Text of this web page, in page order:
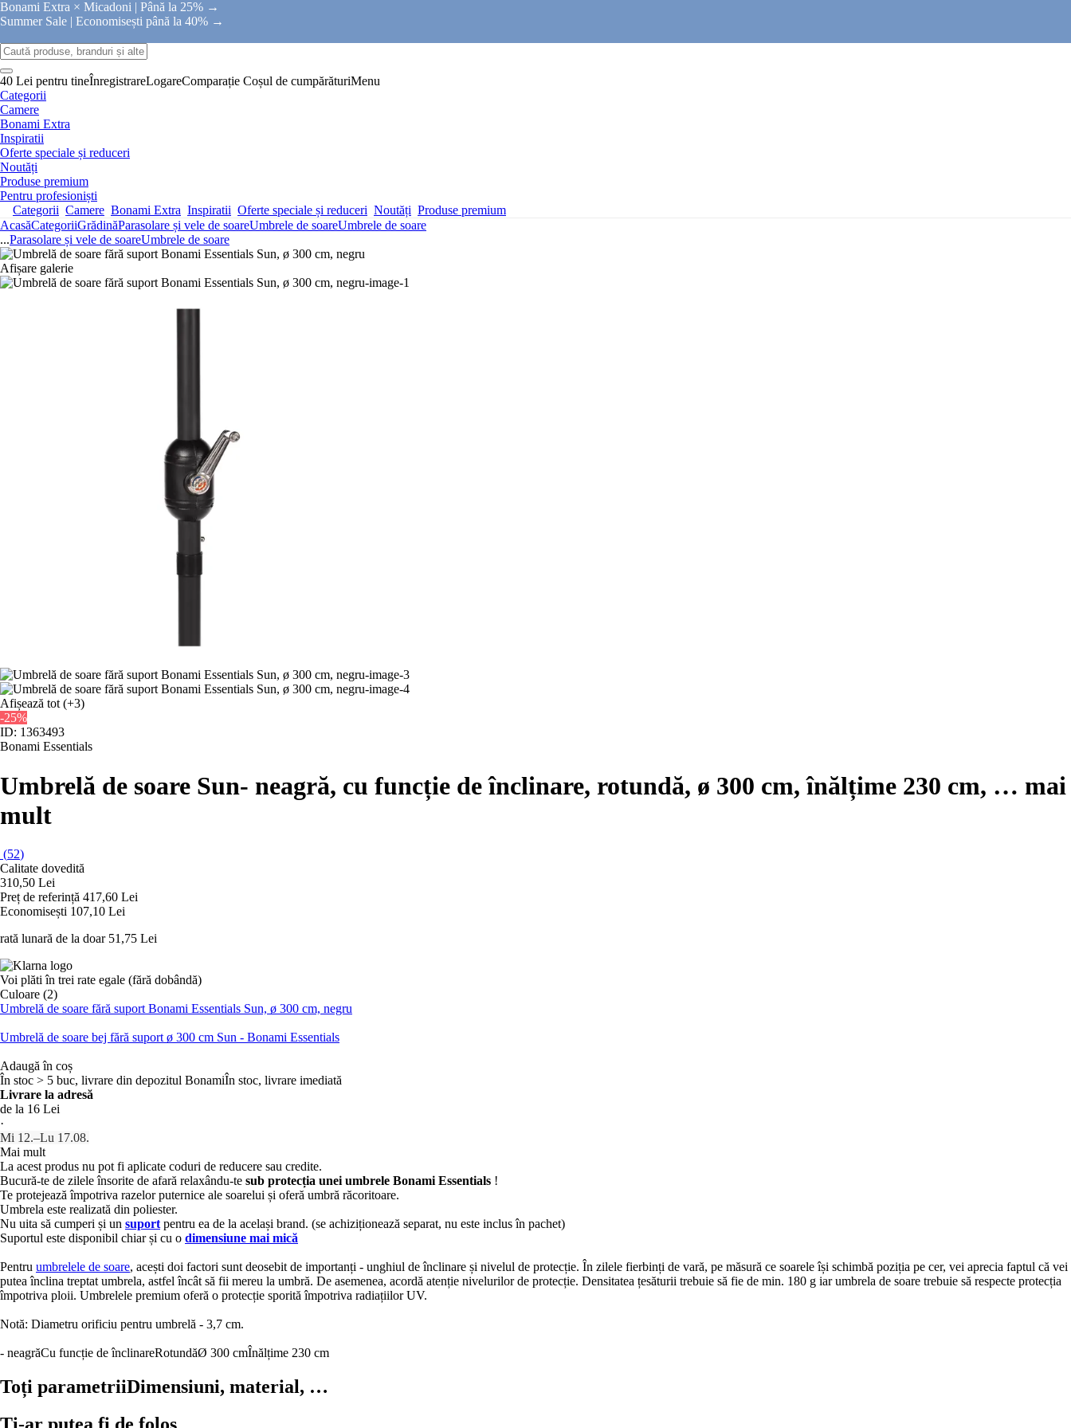
Bonami Extra × Micadoni | Până la 25% →
Summer Sale | Economisești până la 40% →
40 Lei pentru tineÎnregistrareLogareComparație Coșul de cumpărăturiMenu
Categorii
Camere
Bonami Extra
Inspiratii
Oferte speciale și reduceri
Noutăți
Produse premium
Pentru profesioniști
Categorii Camere Bonami Extra Inspiratii Oferte speciale și reduceri Noutăți Produse premium
AcasăCategoriiGrădinăParasolare și vele de soareUmbrele de soareUmbrele de soare
...Parasolare și vele de soareUmbrele de soare
Afișare galerie
Afișează tot (+3)
-25%
ID: 1363493
Bonami Essentials
Umbrelă de soare Sun- neagră, cu funcție de înclinare, rotundă, ø 300 cm, înălțime 230 cm, … mai
mult
(52)
Calitate dovedită
310,50 Lei
Preț de referință 417,60 Lei
Economisești 107,10 Lei
rată lunară de la doar 51,75 Lei
Voi plăti în trei rate egale (fără dobândă)
Culoare (2)
Umbrelă de soare fără suport Bonami Essentials Sun, ø 300 cm, negru
Umbrelă de soare bej fără suport ø 300 cm Sun - Bonami Essentials
Adaugă în coș
În stoc > 5 buc, livrare din depozitul BonamiÎn stoc, livrare imediată
Livrare la adresă
de la 16 Lei
·
Mi 12.–Lu 17.08.
Mai mult
La acest produs nu pot fi aplicate coduri de reducere sau credite.
Bucură-te de zilele însorite de afară relaxându-te sub protecția unei umbrele Bonami Essentials !
Te protejează împotriva razelor puternice ale soarelui și oferă umbră răcoritoare.
Umbrela este realizată din poliester.
Nu uita să cumperi și un suport pentru ea de la același brand. (se achiziționează separat, nu este inclus în pachet)
Suportul este disponibil chiar și cu o dimensiune mai mică
Pentru umbrelele de soare, acești doi factori sunt deosebit de importanți - unghiul de înclinare și nivelul de protecție. În zilele fierbinți de vară, pe măsură ce soarele își schimbă poziția pe cer, vei aprecia faptul că vei
putea înclina treptat umbrela, astfel încât să fii mereu la umbră. De asemenea, acordă atenție nivelurilor de protecție. Densitatea țesăturii trebuie să fie de min. 180 g iar umbrela de soare trebuie să respecte protecția
împotriva ploii. Umbrelele premium oferă o protecție sporită împotriva radiațiilor UV.
Notă: Diametru orificiu pentru umbrelă - 3,7 cm.
- neagrăCu funcție de înclinareRotundăØ 300 cmÎnălțime 230 cm
Toți parametriiDimensiuni, material, …